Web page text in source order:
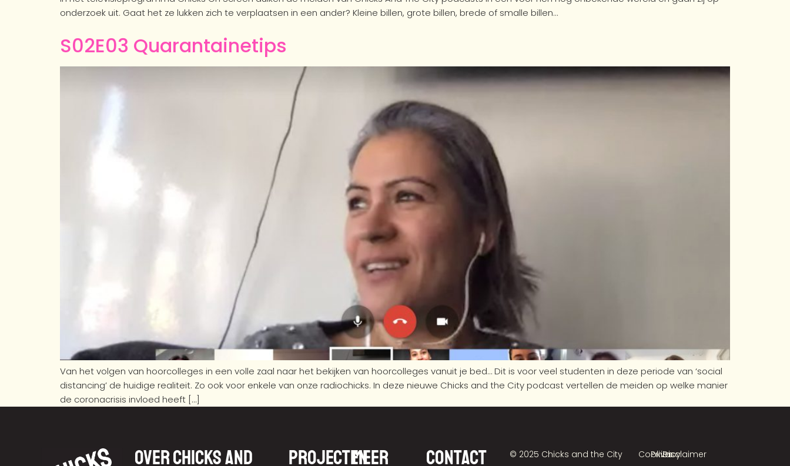
onderzoek uit. Gaat het ze lukken zich te verplaatsen in een ander? Kleine billen, grote billen, brede of smalle billen…
S02E03 Quarantainetips
Van het volgen van hoorcolleges in een volle zaal naar het bekijken van hoorcolleges vanuit je bed… Dit is voor veel studenten in deze periode van ‘social
distancing’ de huidige realiteit. Zo ook voor enkele van onze radiochicks. In deze nieuwe Chicks and the City podcast vertellen de meiden op welke manier
de coronacrisis invloed heeft […]
Over chicks and
ProjectenMeer
Contact © 2025 Chicks and the City Cookies
Privacy
Disclaimer